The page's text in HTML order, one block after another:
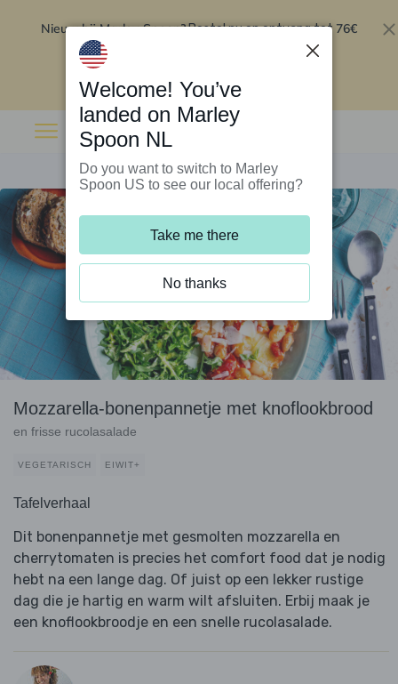
Nieuw bij Marley Spoon?Bestel nu en ontvang tot 76€
Mozzarella-bonenpannetje met knoflookbrood
en frisse rucolasalade
VEGETARISCH EIWIT+
Tafelverhaal
Dit bonenpannetje met gesmolten mozzarella en
cherrytomaten is precies het comfort food dat je nodig
hebt na een lange dag. Of juist op een lekker rustige
dag die je hartig en warm wilt afsluiten. Erbij maak je
een knoflookbroodje en een snelle rucolasalade.
Welcome! You’ve
landed on Marley
Spoon NL
Do you want to switch to Marley
Spoon US to see our local offering?
Take me there
No thanks